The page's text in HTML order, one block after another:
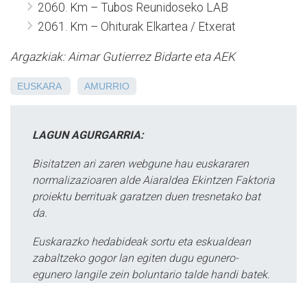
2060. Km – Tubos Reunidoseko LAB
2061. Km – Ohiturak Elkartea / Etxerat
Argazkiak: Aimar Gutierrez Bidarte eta AEK
EUSKARA AMURRIO
LAGUN AGURGARRIA:
Bisitatzen ari zaren webgune hau euskararen
normalizazioaren alde Aiaraldea Ekintzen Faktoria
proiektu berrituak garatzen duen tresnetako bat
da.
Euskarazko hedabideak sortu eta eskualdean
zabaltzeko gogor lan egiten dugu egunero-
egunero langile zein boluntario talde handi batek.